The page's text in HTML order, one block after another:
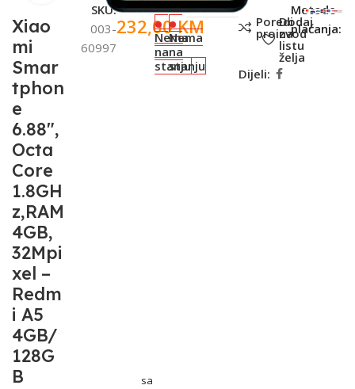
Xiao
mi
Smar
tphon
e
6.88",
Octa
Core
1.8GH
z,RAM
4GB,
32Mpi
xel –
Redm
i A5
4GB/
128G
B
SKU:
003-
60997
232,00KM
sa
Nema
na
stanju
Nema
na
stanju
Poredi
proizvod
Dodaj
na
listu
želja
Dijeli:
Metode
plaćanja: